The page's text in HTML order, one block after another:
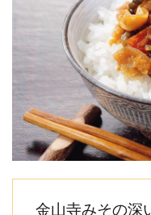
金山寺みその深